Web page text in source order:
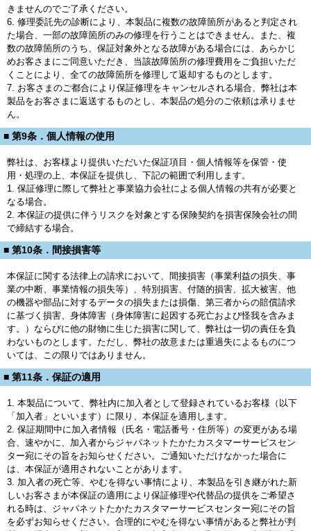
きませんのでご了承ください。
6. 修理委託先の診断により、本製品に複数の故障箇所があると判定され
た場合、一部の故障箇所のみの修理を行うことはできません。また、複
数の故障箇所のうち、保証対象外となる故障がある場合には、あらかじ
めお客さまにご同意いただき、当該故障箇所の修理費用をご負担いただ
くことにより、全ての故障箇所を修理して返却するものとします。
7. お客さまのご都合により保証修理をキャンセルされる場合、弊社は本
製品をお客さまに返送するものとし、本製品の処分のご依頼は承りませ
ん。
■ 第9条．個人情報の使用
弊社は、お客様より提供いただいた保証項目・個人情報等を保管・使
用・処理の上、本保証を提供し、下記の範囲で利用します。
1. 保証修理に際して弊社と事業協力会社による個人情報の共有が必要と
なる場合。
2. 本保証の提供に伴うリスクを対象とする保険契約を損害保険会社の間
で締結する場合。
■ 第10条．間接損害等
本保証に関する法律上の請求において、間接損害（事業利益の損失、事
業の中断、事業情報の損失等）、特別損害、付随的損害、拡大被害、他
の機器や部品に対するデータの損失または損傷、第三者からの賠償請求
に基づく損害、身体障害（身体障害に起因する死亡および怪我を含みま
す。）ならびに他の財物に生じた損害に関して、弊社は一切の責任を負
わないものとします。ただし、弊社の故意または重過失によるものにつ
いては、この限りではありません。
■ 第11条．保証の適用
1. 本製品について、弊社内に加入者として登録されているお客様（以下
「加入者」といいます）に限り、本保証を適用します。
2. 保証期間中に加入者情報（氏名・電話番号・住所等）の変更がある場
合、速やかに、加入者からジャパネットたかたカスタマーサービスセン
ター宛にその旨をお知らせください。ご通知いただけなかった場合に
は、本保証が適用されないことがあります。
3. 加入者の死亡等、やむを得ない事情により、本製品を引き継がれた新
しいお客さまが本保証の適用により保証修理や代替品の提供をご希望さ
れる時は、ジャパネットたかたカスタマーサービスセンター宛にその旨
を必ずお知らせください。合理的にやむを得ない事情があると弊社が判